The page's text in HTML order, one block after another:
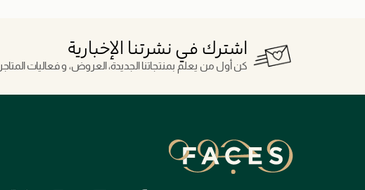
اشترك في نشرتنا الإخبارية
كن أول من يعلم بمنتجاتنا الجديدة، العروض، و فعاليات المتاجر.